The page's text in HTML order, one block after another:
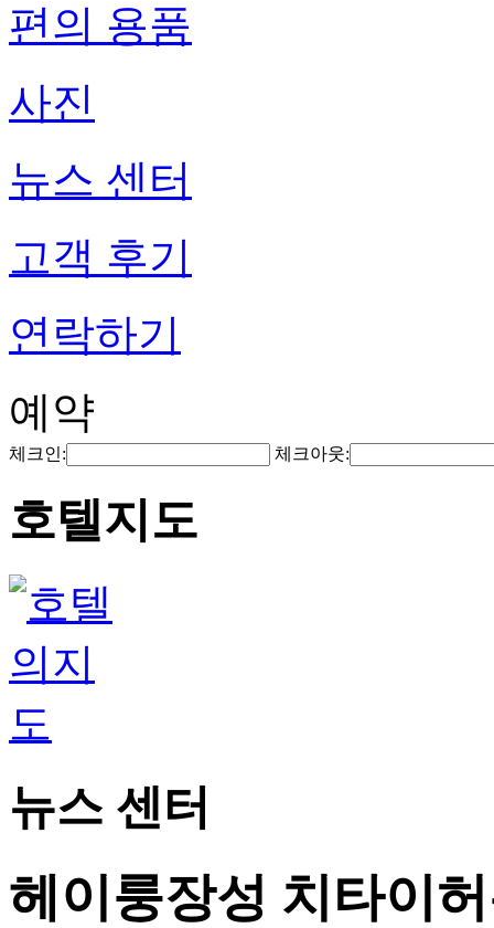
편의 용품
사진
뉴스 센터
고객 후기
연락하기
예약
체크인: 체크아웃:
호텔지도
뉴스 센터
헤이룽장성 치타이